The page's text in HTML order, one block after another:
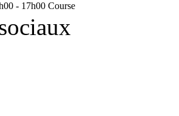
- 17h00 Course